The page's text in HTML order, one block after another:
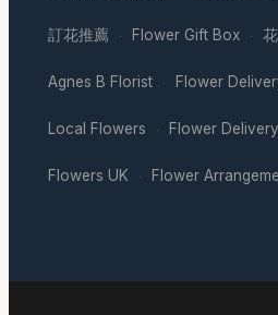
訂花推薦 · Flower Gift Box ·
Agnes B Florist · Flower
Local Flowers · Flower
Flowers UK · Flower